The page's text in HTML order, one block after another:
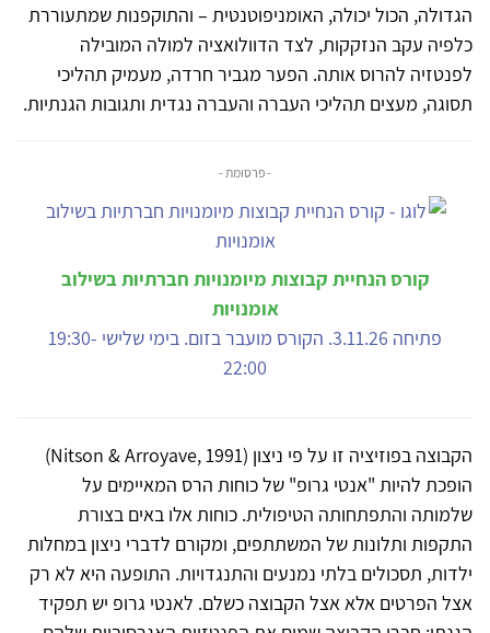
הגדולה, הכול יכולה, האומניפוטנטית – והתוקפנות שמתעוררת
כלפיה עקב הנזקקות, לצד הדוולואציה למולה המובילה
לפנטזיה להרוס אותה. הפער מגביר חרדה, מעמיק תהליכי
תסוגה, מעצים תהליכי העברה והעברה נגדית ותגובות הגנתיות.
- פרסומת -
קורס הנחיית קבוצות מיומנויות חברתיות בשילוב
אומנויות
פתיחה 3.11.26. הקורס מועבר בזום. בימי שלישי 19:30-
22:00
הקבוצה בפוזיציה זו על פי ניצון (Nitson & Arroyave, 1991)
הופכת להיות "אנטי גרופ" של כוחות הרס המאיימים על
שלמותה והתפתחותה הטיפולית. כוחות אלו באים בצורת
התקפות ותלונות של המשתתפים, ומקורם לדברי ניצון במחלות
ילדות, תסכולים בלתי נמנעים והתנגדויות. התופעה היא לא רק
אצל הפרטים אלא אצל הקבוצה כשלם. לאנטי גרופ יש תפקיד